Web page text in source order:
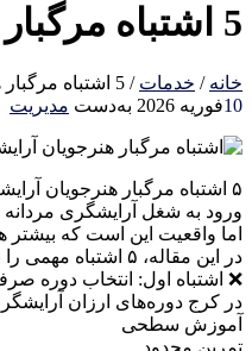
5 اشتباه مرگبار هنرجویان آرایشگری مردانه در کرج
خانه / خدمات / 5 اشتباه مرگبار هنرجویان آرایشگری مردانه در کرج
10فوریه 2026 به‌دست مدیریت
۵ اشتباه مرگبار هنرجویان آرایشگری مردانه در کرج که مانع درآمد بالا می‌شود
ورود به شغل آرایشگری
اما واقعیت این است که بیشتر
در این مقاله، ۵ اشتباه مهمی را بررسی می‌کنیم که اگر مرتکب آن‌ها شوید، مسیر حرفه‌ای شما در آرایشگری مردانه به بن‌بست می‌خورد.
❌ اشتباه اول: انتخاب دوره
در کرج دوره‌های ارزان
آموزش سطحی
تمرین محدود